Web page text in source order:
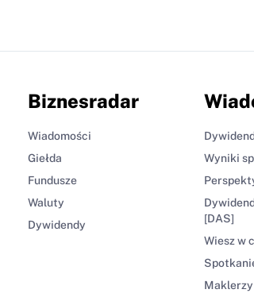
Biznesradar
Wiadomości
Giełda
Fundusze
Waluty
Dywidendy
Wyniki
[DAS]
Wiesz w